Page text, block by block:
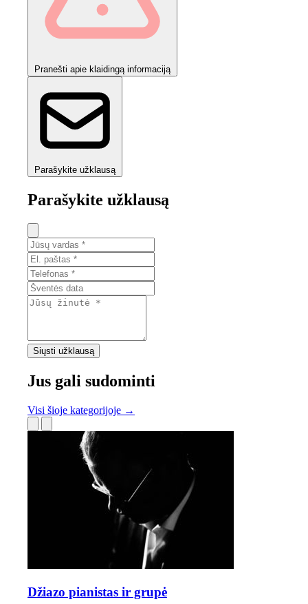
Pranešti apie klaidingą informaciją
Parašykite užklausą
Parašykite užklausą
Siųsti užklausą
Jus gali sudominti
Visi šioje kategorijoje →
Džiazo pianistas ir grupė